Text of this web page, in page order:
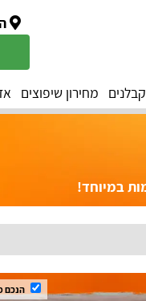
קבלנים מחירון שיפוצים
הנכם